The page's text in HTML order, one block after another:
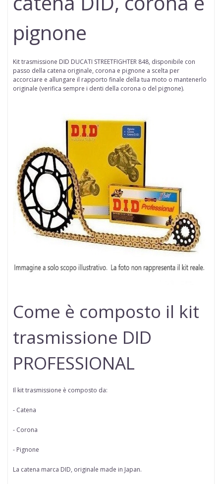
pignone
Kit trasmissione DID DUCATI STREETFIGHTER 848, disponibile con
passo della catena originale, corona e pignone a scelta per
accorciare e allungare il rapporto finale della tua moto o mantenerlo
originale (verifica sempre i denti della corona o del pignone).
Come è composto il kit
trasmissione DID
PROFESSIONAL
Il kit trasmissione è composto da:
- Catena
- Corona
- Pignone
La catena marca DID, originale made in Japan.